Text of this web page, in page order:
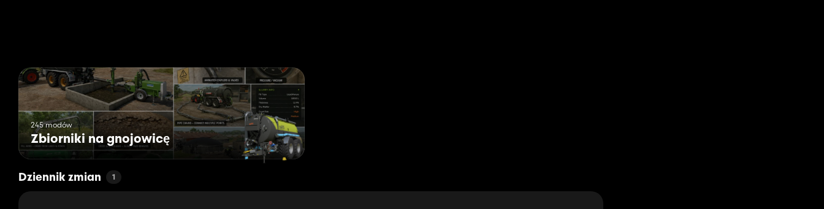
245 modów
Zbiorniki na gnojowicę
Dziennik zmian 1